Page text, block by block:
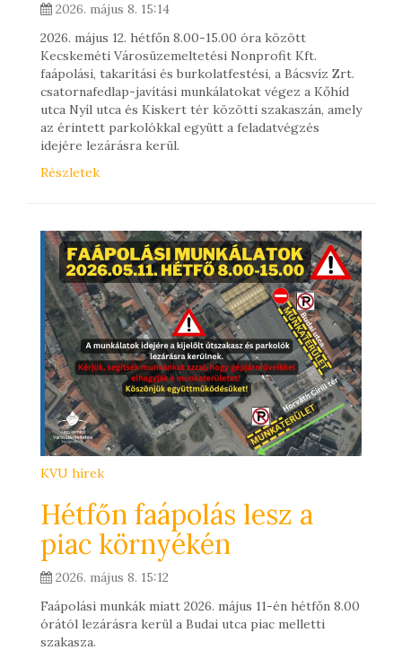
2026. május 8. 15:14
2026. május 12. hétfőn 8.00-15.00 óra között
Kecskeméti Városüzemeltetési Nonprofit Kft.
faápolási, takarítási és burkolatfestési, a Bácsvíz Zrt.
csatornafedlap-javítási munkálatokat végez a Kőhíd
utca Nyíl utca és Kiskert tér közötti szakaszán, amely
az érintett parkolókkal együtt a feladatvégzés
idejére lezárásra kerül.
Részletek
KVU hírek
Hétfőn faápolás lesz a
piac környékén
2026. május 8. 15:12
Faápolási munkák miatt 2026. május 11-én hétfőn 8.00
órától lezárásra kerül a Budai utca piac melletti
szakasza.